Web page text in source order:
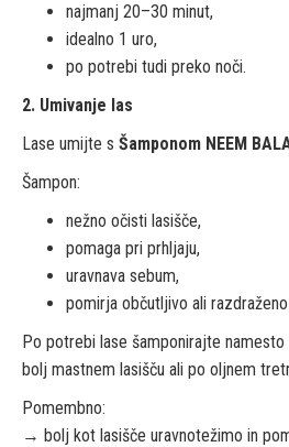
najmanj 20–30 minut,
idealno 1 uro,
po potrebi tudi preko noči.
2. Umivanje las
Lase umijte s Šamponom NEEM
Šampon:
nežno očisti lasišče,
pomaga pri prhljaju,
uravnava sebum,
pomirja občutljivo ali
Po potrebi lase šamponirajte
bolj mastnem lasišču ali po oljnem
Pomembno:
→ bolj kot lasišče uravnotežimo in